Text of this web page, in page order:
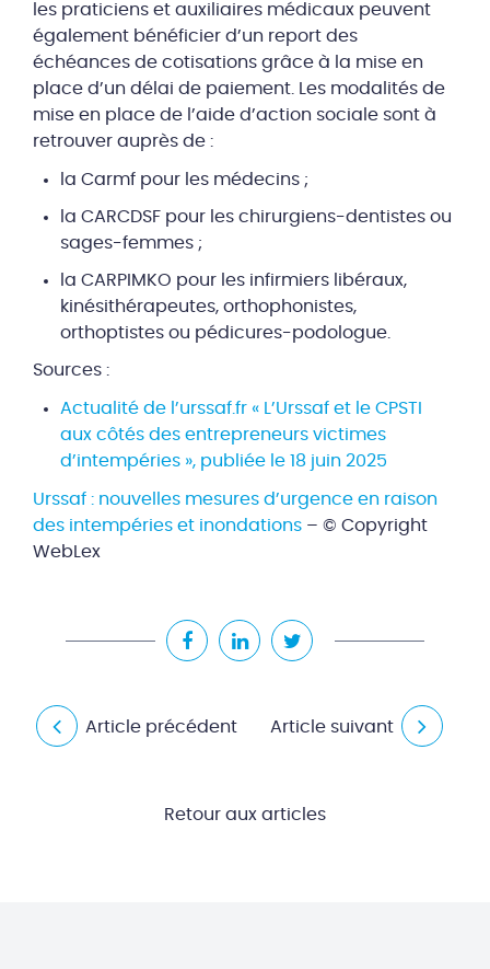
les praticiens et auxiliaires médicaux peuvent
également bénéficier d’un report des
échéances de cotisations grâce à la mise en
place d’un délai de paiement. Les modalités de
mise en place de l’aide d’action sociale sont à
retrouver auprès de :
la Carmf pour les médecins ;
la CARCDSF pour les chirurgiens-dentistes ou
sages-femmes ;
la CARPIMKO pour les infirmiers libéraux,
kinésithérapeutes, orthophonistes,
orthoptistes ou pédicures-podologue.
Sources :
Actualité de l’urssaf.fr « L’Urssaf et le CPSTI
aux côtés des entrepreneurs victimes
d’intempéries », publiée le 18 juin 2025
Urssaf : nouvelles mesures d’urgence en raison
des intempéries et inondations – © Copyright
WebLex
Article précédent Article suivant
Retour aux articles